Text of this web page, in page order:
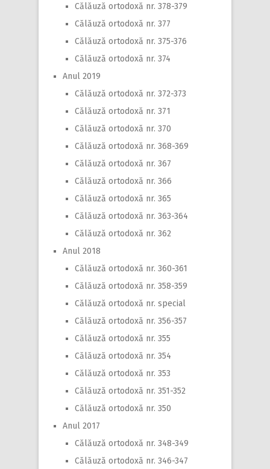
Călăuză ortodoxă nr. 378-379
Călăuză ortodoxă nr. 377
Călăuză ortodoxă nr. 375-376
Călăuză ortodoxă nr. 374
Anul 2019
Călăuză ortodoxă nr. 372-373
Călăuză ortodoxă nr. 371
Călăuză ortodoxă nr. 370
Călăuză ortodoxă nr. 368-369
Călăuză ortodoxă nr. 367
Călăuză ortodoxă nr. 366
Călăuză ortodoxă nr. 365
Călăuză ortodoxă nr. 363-364
Călăuză ortodoxă nr. 362
Anul 2018
Călăuză ortodoxă nr. 360-361
Călăuză ortodoxă nr. 358-359
Călăuză ortodoxă nr. special
Călăuză ortodoxă nr. 356-357
Călăuză ortodoxă nr. 355
Călăuză ortodoxă nr. 354
Călăuză ortodoxă nr. 353
Călăuză ortodoxă nr. 351-352
Călăuză ortodoxă nr. 350
Anul 2017
Călăuză ortodoxă nr. 348-349
Călăuză ortodoxă nr. 346-347